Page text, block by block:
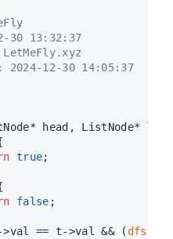
30 13:32:37
2024-12-30 14:05:37
head, ListNode* l,
true;
false ;
== t->val && (dfs